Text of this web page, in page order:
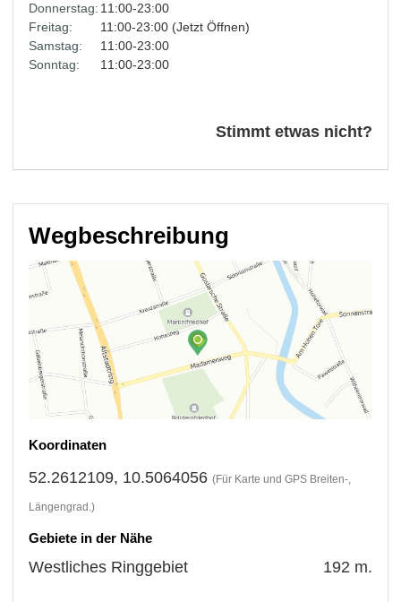
Donnerstag: 11:00-23:00
Freitag:
11:00-23:00 (Jetzt Öffnen)
Samstag:
11:00-23:00
Sonntag:
11:00-23:00
Stimmt etwas nicht?
Wegbeschreibung
Koordinaten
52.2612109, 10.5064056 (Für Karte und GPS Breiten-,
Längengrad.)
Gebiete in der Nähe
Westliches Ringgebiet 192 m.